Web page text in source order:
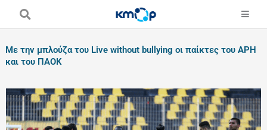
Με την μπλούζα του Live without bullying οι παίκτες του ΑΡΗ
και του ΠΑΟΚ